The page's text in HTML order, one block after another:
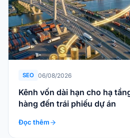
SEO 06/08/2026
Kênh vốn dài hạn cho hạ
hàng đến trái phiếu dự án
Đọc thêm